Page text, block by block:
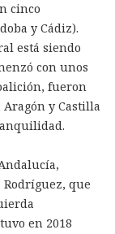
cinco
y Cádiz).
está siendo
con unos
fueron
y Castilla
Rodríguez, que
en 2018